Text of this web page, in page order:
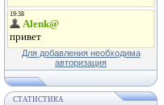
Для добавления необходима
авторизация
СТАТИСТИКА